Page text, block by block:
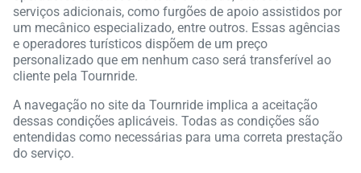
serviços adicionais, como furgões de apoio assistidos por
um mecânico especializado, entre outros. Essas agências
e operadores turísticos dispõem de um preço
personalizado que em nenhum caso será transferível ao
cliente pela Tournride.
A navegação no site da Tournride implica a aceitação
dessas condições aplicáveis. Todas as condições são
entendidas como necessárias para uma correta prestação
do serviço.